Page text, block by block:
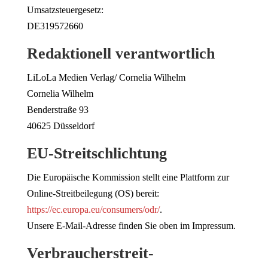
Umsatzsteuergesetz:
DE319572660
Redaktionell verantwortlich
LiLoLa Medien Verlag/ Cornelia Wilhelm
Cornelia Wilhelm
Benderstraße 93
40625 Düsseldorf
EU-Streitschlichtung
Die Europäische Kommission stellt eine Plattform zur
Online-Streitbeilegung (OS) bereit:
https://ec.europa.eu/consumers/odr/.
Unsere E-Mail-Adresse finden Sie oben im Impressum.
Verbraucher­streit­